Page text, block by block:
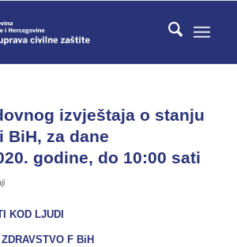
izvještaja o stanju
BiH, za dane
godine, do 10:00 sati
KOD LJUDI
F BiH